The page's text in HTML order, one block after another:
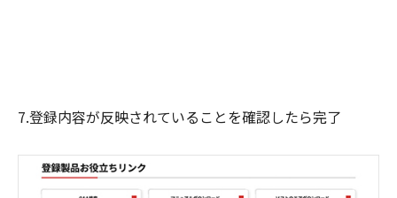
7.登録内容が反映されていることを確認したら完了